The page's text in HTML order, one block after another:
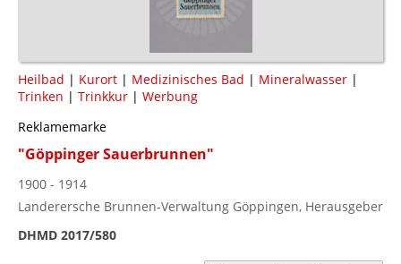
Heilbad | Kurort | Medizinisches Bad | Mineralwasser |
Trinken | Trinkkur | Werbung
Reklamemarke
"Göppinger Sauerbrunnen"
1900 - 1914
Landerersche Brunnen-Verwaltung Göppingen, Herausgeber
DHMD 2017/580